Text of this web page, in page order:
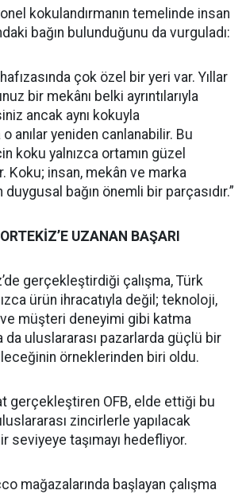
kokulandırmanın temelinde insan
bağın bulunduğunu da vurguladı:
çok özel bir yeri var. Yıllar
bir mekânı belki ayrıntılarıyla
ancak aynı kokuyla
o anılar yeniden canlanabilir. Bu
koku yalnızca ortamın güzel
Koku; insan, mekân ve marka
duygusal bağın önemli bir parçasıdır.”
UZANAN BAŞARI
gerçekleştirdiği çalışma, Türk
ürün ihracatıyla değil; teknoloji,
müşteri deneyimi gibi katma
da uluslararası pazarlarda güçlü bir
örneklerinden biri oldu.
gerçekleştiren OFB, elde ettiği bu
zincirlerle yapılacak
seviyeye taşımayı hedefliyor.
mağazalarında başlayan çalışma